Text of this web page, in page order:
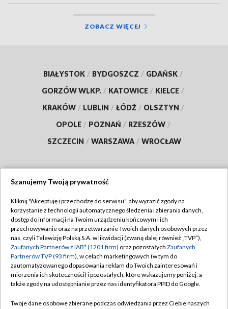
ZOBACZ WIĘCEJ
BIAŁYSTOK / BYDGOSZCZ / GDAŃSK /
GORZÓW WLKP. / KATOWICE / KIELCE /
KRAKÓW / LUBLIN / ŁÓDŹ / OLSZTYN /
OPOLE / POZNAŃ / RZESZÓW /
SZCZECIN / WARSZAWA / WROCŁAW
TVP
Abonament TVP
Emisja w TVP
Centrum informacji TVP
Naziemna Telewizja Cyfrowa
Regulamin TVP
Polityka prywatności
Moje zgody
Pomoc
Szanujemy Twoją prywatność
Kliknij "Akceptuję i przechodzę do serwisu", aby wyrazić zgody na
korzystanie z technologii automatycznego śledzenia i zbierania danych,
dostęp do informacji na Twoim urządzeniu końcowym i ich
przechowywanie oraz na przetwarzanie Twoich danych osobowych przez
nas, czyli Telewizję Polską S.A. w likwidacji (zwaną dalej również „TVP”),
Zaufanych Partnerów z IAB* (1201 firm) oraz pozostałych Zaufanych
Partnerów TVP (93 firm), w celach marketingowych (w tym do
zautomatyzowanego dopasowania reklam do Twoich zainteresowań i
mierzenia ich skuteczności) i pozostałych, które wskazujemy poniżej, a
także zgody na udostępnianie przez nas identyfikatora PPID do Google.
Twoje dane osobowe zbierane podczas odwiedzania przez Ciebie naszych